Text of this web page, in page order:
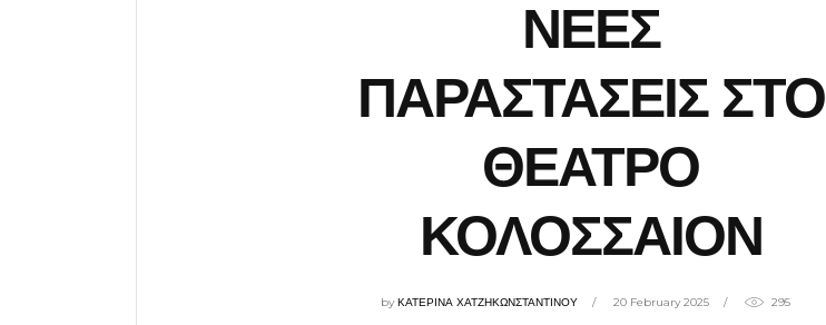
ΝΕΕΣ
ΠΑΡΑΣΤΑΣΕΙΣ ΣΤΟ
ΘΕΑΤΡΟ
ΚΟΛΟΣΣΑΙΟΝ
byΚΑΤΕΡΙΝΑ ΧΑΤΖΗΚΩΝΣΤΑΝΤΙΝΟΥ 20 February 2025 295